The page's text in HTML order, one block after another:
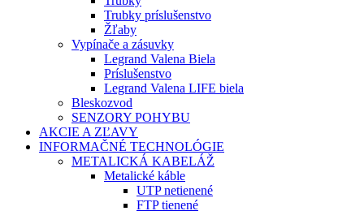
Trubky príslušenstvo
Žľaby
Vypínače a zásuvky
Legrand Valena Biela
Príslušenstvo
Legrand Valena LIFE biela
Bleskozvod
SENZORY POHYBU
AKCIE A ZĽAVY
INFORMAČNÉ TECHNOLÓGIE
METALICKÁ KABELÁŽ
Metalické káble
UTP netienené
FTP tienené